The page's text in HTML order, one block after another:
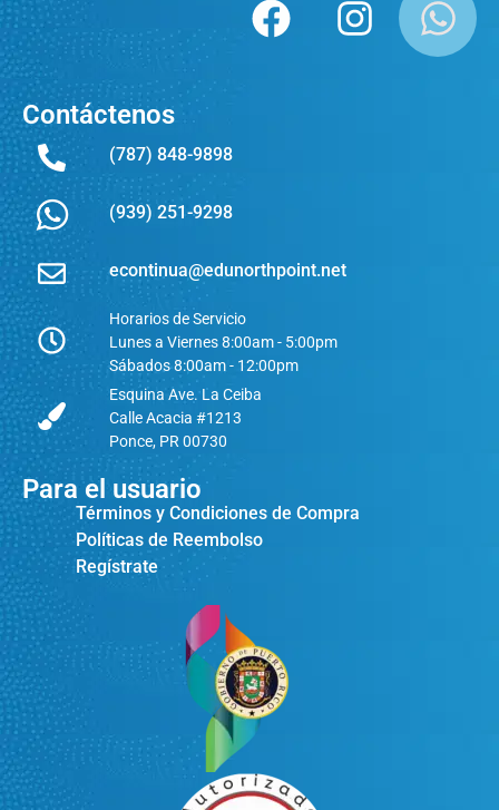
Contáctenos
(787) 848-9898
(939) 251-9298
econtinua@edunorthpoint.net
Horarios de Servicio
Lunes a Viernes 8:00am - 5:00pm
Sábados 8:00am - 12:00pm
Esquina Ave. La Ceiba
Calle Acacia #1213
Ponce, PR 00730
Para el usuario
Términos y Condiciones de Compra
Políticas de Reembolso
Regístrate